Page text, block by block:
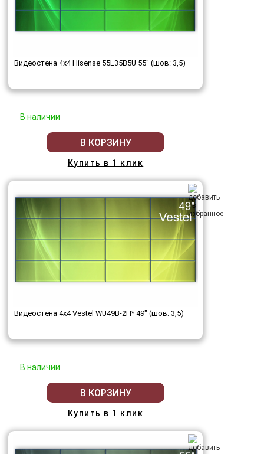
Видеостена 4x4 Hisense 55L35B5U 55" (шов: 3,5)
В наличии
В КОРЗИНУ
Купить в 1 клик
Видеостена 4x4 Vestel WU49B-2H* 49" (шов: 3,5)
В наличии
В КОРЗИНУ
Купить в 1 клик